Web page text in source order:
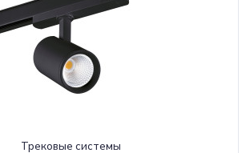
Трековые системы